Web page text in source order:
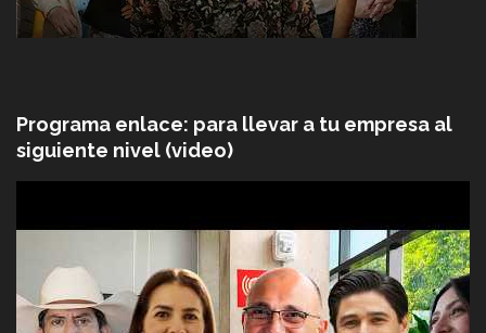
Programa enlace: para llevar a tu empresa al
siguiente nivel (video)